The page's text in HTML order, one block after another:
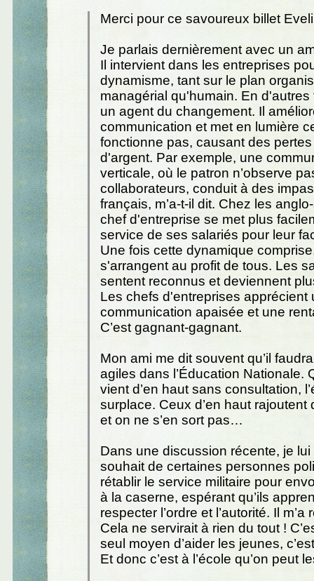
Merci pour ce savoureux billet
Je parlais dernièrement avec un
Il intervient dans les entreprises
dynamisme, tant sur le plan
managérial qu'humain. En d'autres
un agent du changement. Il
communication et met en lumière
fonctionne pas, causant des
d'argent. Par exemple, une
verticale, où le patron n’observe
collaborateurs, conduit à des
français, m’a-t-il dit. Chez les
chef d'entreprise se met plus
service de ses salariés pour leur
Une fois cette dynamique
s'arrangent au profit de tous. Les
sentent reconnus et deviennent
Les chefs d'entreprises apprécient
communication apaisée et une
C’est gagnant-gagnant.
Mon ami me dit souvent qu’il
agiles dans l’Éducation Nationale.
vient d’en haut sans consultation,
surplace. Ceux d’en haut rajoutent
et on ne s’en sort pas…
Dans une discussion récente, je
souhait de certaines personnes
rétablir le service militaire pour
à la caserne, espérant qu’ils
respecter l’ordre et l’autorité. Il m’a
Cela ne servirait à rien du tout !
seul moyen d’aider les jeunes,
Et donc c’est à l’école qu’on peut